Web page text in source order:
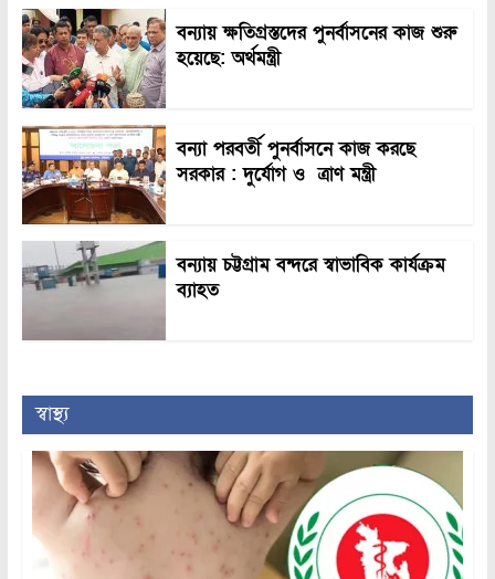
বন্যায় ক্ষতিগ্রস্তদের পুনর্বাসনের কাজ শুরু
হয়েছে: অর্থমন্ত্রী
বন্যা পরবর্তী পুনর্বাসনে কাজ করছে
সরকার : দুর্যোগ ও ত্রাণ মন্ত্রী
বন্যায় চট্টগ্রাম বন্দরে স্বাভাবিক কার্যক্রম
ব্যাহত
স্বাস্থ্য